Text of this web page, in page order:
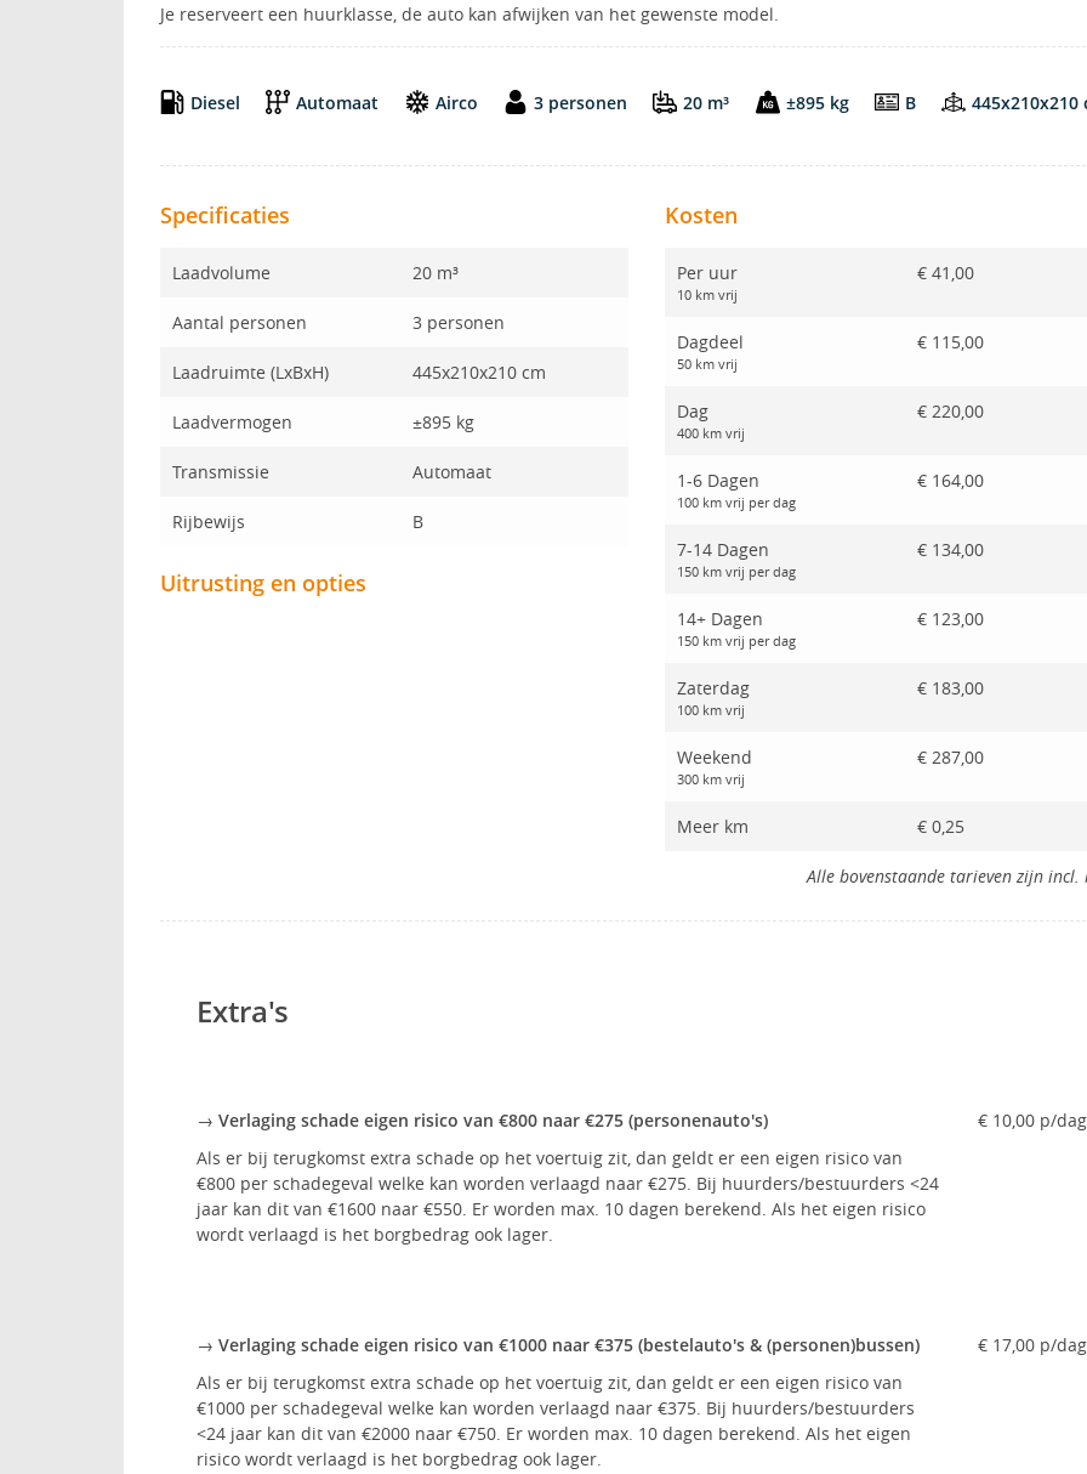
Je reserveert een huurklasse, de auto kan afwijken van het gewenste model.
Diesel Automaat Airco 3 personen 20 m³ ±895 kg B 445x210x210
Kosten
Per uur
10 km vrij
€ 41,00
Dagdeel
50 km vrij
€ 115,00
Dag
400 km vrij
€ 220,00
1-6 Dagen
100 km vrij per dag
€ 164,00
7-14 Dagen
150 km vrij per dag
€ 134,00
14+ Dagen
150 km vrij per dag
€ 123,00
Zaterdag
100 km vrij
€ 183,00
Weekend
300 km vrij
€ 287,00
Meer km € 0,25
Alle bovenstaande tarieven zijn incl.
Specificaties
Laadvolume 20 m³
Aantal personen 3 personen
Laadruimte (LxBxH) 445x210x210 cm
Laadvermogen ±895 kg
Transmissie Automaat
Rijbewijs B
Uitrusting en opties
Extra's
→ Verlaging schade eigen risico van €800 naar €275 (personenauto's)
Als er bij terugkomst extra schade op het voertuig zit, dan geldt er een eigen risico van
€800 per schadegeval welke kan worden verlaagd naar €275. Bij huurders/bestuurders <24
jaar kan dit van €1600 naar €550. Er worden max. 10 dagen berekend. Als het eigen risico
wordt verlaagd is het borgbedrag ook lager.
€ 10,00 p/dag
→ Verlaging schade eigen risico van €1000 naar €375 (bestelauto's & (personen)bussen)
Als er bij terugkomst extra schade op het voertuig zit, dan geldt er een eigen risico van
€1000 per schadegeval welke kan worden verlaagd naar €375. Bij huurders/bestuurders
<24 jaar kan dit van €2000 naar €750. Er worden max. 10 dagen berekend. Als het eigen
risico wordt verlaagd is het borgbedrag ook lager.
€ 17,00 p/dag